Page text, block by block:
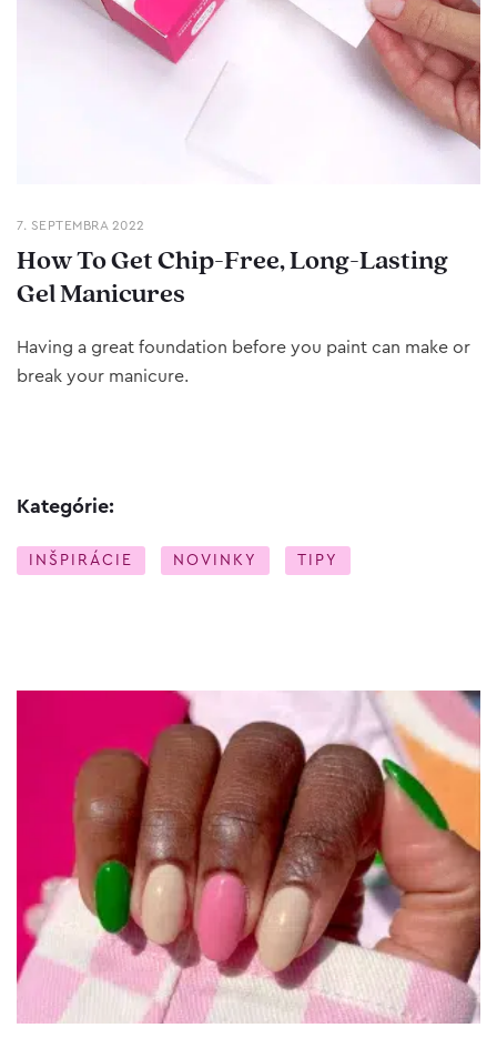
7. SEPTEMBRA 2022
How To Get Chip-Free, Long-Lasting
Gel Manicures
Having a great foundation before you paint can make or
break your manicure.
Kategórie:
INŠPIRÁCIE NOVINKY TIPY